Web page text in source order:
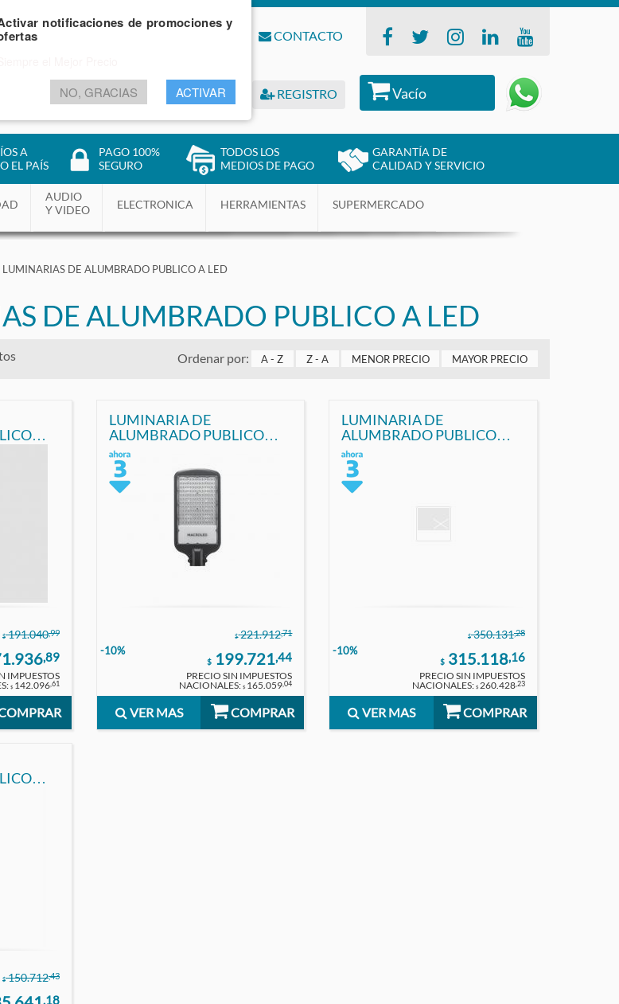
BLOG CONTACTO
INGRESAR REGISTRO Vacío
A
EL PAÍS
PAGO 100%
SEGURO
TODOS LOS
MEDIOS DE PAGO
GARANTÍA DE
CALIDAD Y SERVICIO
AUDIO
Y VIDEO
ELECTRONICA HERRAMIENTAS SUPERMERCADO
LUMINARIAS DE ALUMBRADO PUBLICO A LED
DE ALUMBRADO PUBLICO A LED
Ordenar por: A - Z Z - A MENOR PRECIO MAYOR PRECIO
$ 191.040,99
,89
IMPUESTOS
$ 142.096,61
LUMINARIA DE
ALUMBRADO PUBLICO
LED 150W IP65 FRIO
MACROLED
$ 221.912,71
-10%
$ 199.721,44
PRECIO SIN IMPUESTOS
NACIONALES:$ 165.059,04
VER MAS COMPRAR
LUMINARIA DE
ALUMBRADO PUBLICO
LED 200W IP65 FRIO
MACROLED
$ 350.131,28
-10%
$ 315.118,16
PRECIO SIN IMPUESTOS
NACIONALES: $ 260.428,23
VER MAS COMPRAR
$ 150.712,43
,18
notificaciones de promociones y
NO, GRACIAS ACTIVAR